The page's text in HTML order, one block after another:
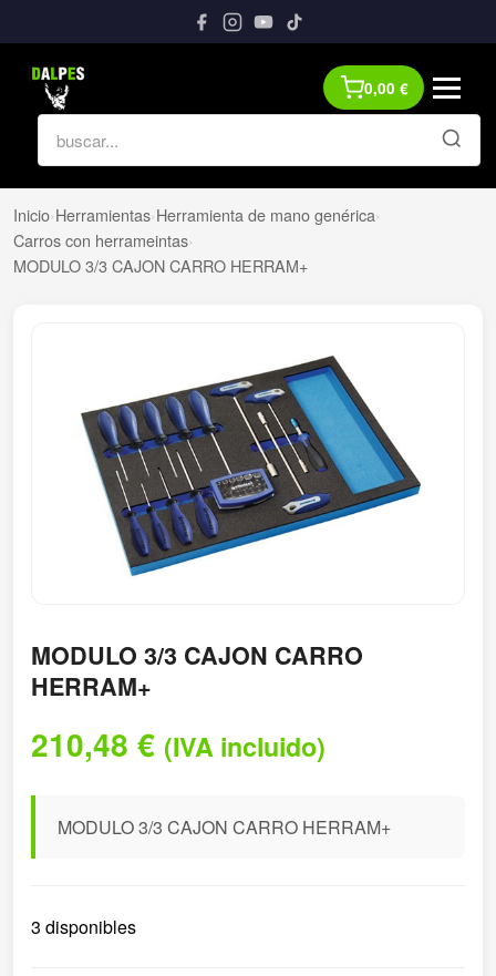
0,00 €
Inicio›Herramientas›Herramienta de mano genérica›
Carros con herrameintas›
MODULO 3/3 CAJON CARRO HERRAM+
MODULO 3/3 CAJON CARRO
HERRAM+
210,48 € (IVA incluido)
MODULO 3/3 CAJON CARRO HERRAM+
3 disponibles